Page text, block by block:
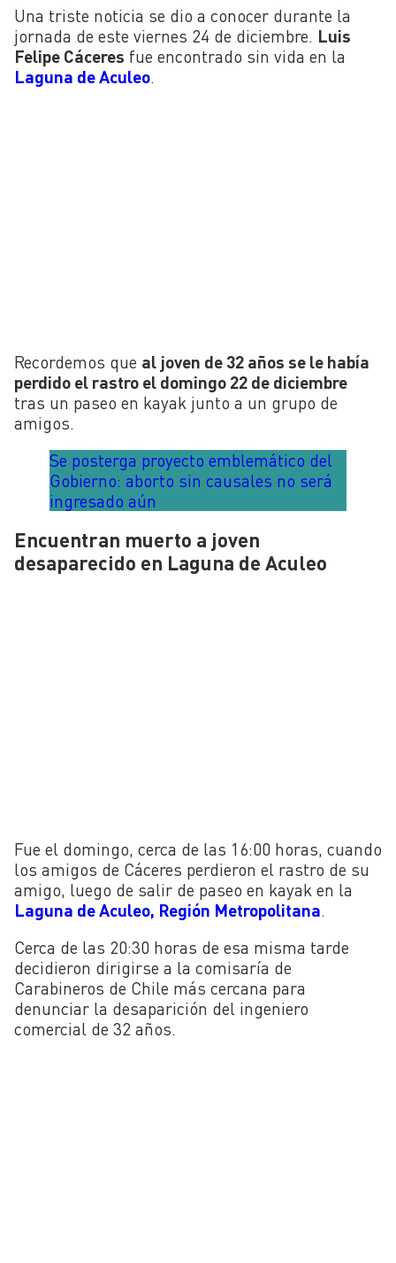
Una triste noticia se dio a conocer durante la
jornada de este viernes 24 de diciembre. Luis
Felipe Cáceres fue encontrado sin vida en la
Laguna de Aculeo
Recordemos que al joven de 32 años se le había
perdido el rastro el domingo 22 de diciembre
tras un paseo en kayak junto a un grupo de
amigos.
Se posterga proyecto emblemático del
Gobierno: aborto sin causales no será
ingresado aún
Encuentran muerto a joven
desaparecido en Laguna de Aculeo
Fue el domingo, cerca de las 16:00 horas, cuando
los amigos de Cáceres perdieron el rastro de su
amigo, luego de salir de paseo en kayak en la
Laguna de Aculeo, Región Metropolitana.
Cerca de las 20:30 horas de esa misma tarde
decidieron dirigirse a la comisaría de
Carabineros de Chile más cercana para
denunciar la desaparición del ingeniero
comercial de 32 años.